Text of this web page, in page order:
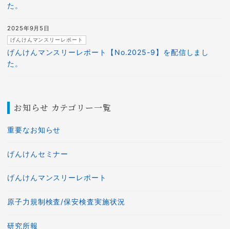
た。
げんけんマンスリーレポート【No.2025-9】を配信しまし
た。
げんけんマンスリーレポート
2025年9月5日
お知らせ カテゴリー一覧
重要なお知らせ
げんけんセミナー
げんけんマンスリーレポート
原子力規制検査/保安検査実施状況
研究所報